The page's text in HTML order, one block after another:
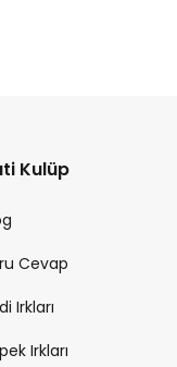
Kulüp
Cevap
Irkları
Irkları